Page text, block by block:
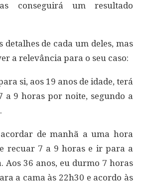
conseguirá um resultado
detalhes de cada um deles, mas
a relevância para o seu caso:
si, aos 19 anos de idade, terá
a 9 horas por noite, segundo a
de manhã a uma hora
recuar 7 a 9 horas e ir para a
Aos 36 anos, eu durmo 7 horas
a cama às 22h30 e acordo às